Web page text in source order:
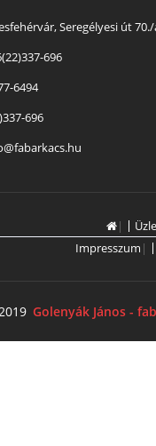
Seregélyesi út
696
6494
696
|
Impresszum |
Golenyák János -